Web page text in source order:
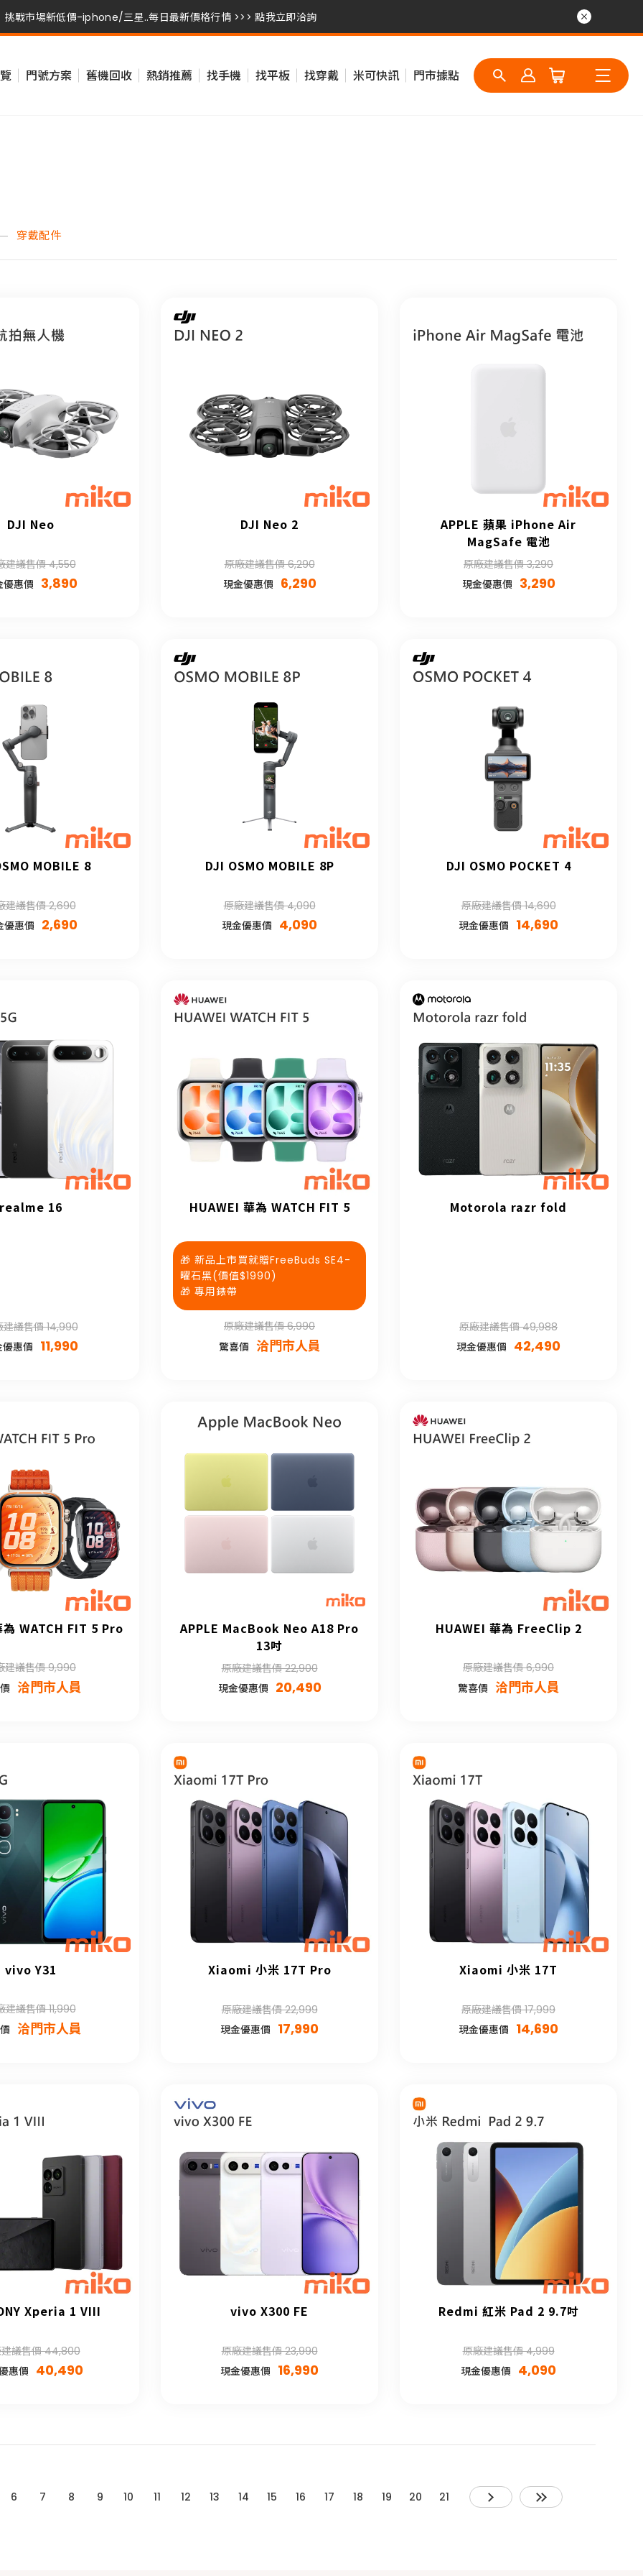
挑戰市場新低價-iphone/三星..每日最新價格行情 >>> 點我立即洽詢
挑戰市場新低價-iphone/三星..每日最新價格行情 >>> 點我立即洽詢
門號方案 舊機回收 熱銷推薦 找手機 找平板 找穿戴 米可快訊 門市據點
穿戴配件
DJI Neo
建議售價 4,550
優惠價 3,890
DJI Neo 2
原廠建議售價 6,290
現金優惠價 6,290
APPLE 蘋果 iPhone Air
MagSafe 電池
原廠建議售價 3,290
現金優惠價 3,290
MOBILE 8
建議售價 2,690
優惠價 2,690
DJI OSMO MOBILE 8P
原廠建議售價 4,090
現金優惠價 4,090
DJI OSMO POCKET 4
原廠建議售價 14,690
現金優惠價 14,690
16
建議售價 14,990
惠價 11,990
HUAWEI 華為 WATCH FIT 5
🎁 新品上市買就贈FreeBuds SE4-
曜石黑(價值$1990)
🎁 專用錶帶
原廠建議售價 6,990
驚喜價 洽門市人員
Motorola razr fold
原廠建議售價 49,988
現金優惠價 42,490
WATCH FIT 5 Pro
建議售價 9,990
洽門市人員
APPLE MacBook Neo A18 Pro
13吋
原廠建議售價 22,900
現金優惠價 20,490
HUAWEI 華為 FreeClip 2
原廠建議售價 6,990
驚喜價 洽門市人員
vivo Y31
建議售價 11,990
洽門市人員
Xiaomi 小米 17T Pro
原廠建議售價 22,999
現金優惠價 17,990
Xiaomi 小米 17T
原廠建議售價 17,999
現金優惠價 14,690
Xperia 1 VIII
議售價 44,800
惠價 40,490
vivo X300 FE
原廠建議售價 23,990
現金優惠價 16,990
Redmi 紅米 Pad 2 9.7吋
原廠建議售價 4,999
現金優惠價 4,090
6 7 8 9 10 11 12 13 14 15 16 17 18 19 20 21